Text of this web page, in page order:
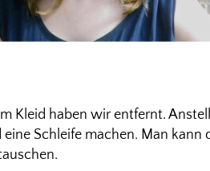
Kleid haben wir entfernt.
Schleife machen. Man kann